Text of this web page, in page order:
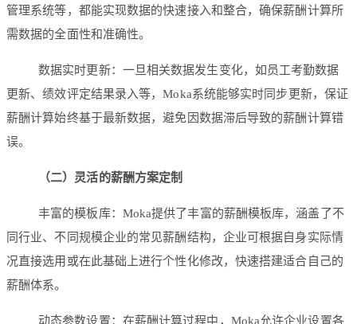
管理系统等，都能实现数据的快速接入和整合，确保薪酬计算所
需数据的全面性和准确性。
数据实时更新：一旦相关数据发生变化，如员工考勤数据
更新、绩效评定结果录入等，Moka系统能够实时同步更新，保证
薪酬计算始终基于最新数据，避免因数据滞后导致的薪酬计算错
误。
（二）灵活的薪酬方案定制
丰富的模板库：Moka提供了丰富的薪酬模板库，涵盖了不
同行业、不同规模企业的常见薪酬结构，企业可根据自身实际情
况直接选用或在此基础上进行个性化修改，快速搭建适合自己的
薪酬体系。
动态参数设置：在薪酬计算过程中，Moka允许企业设置各